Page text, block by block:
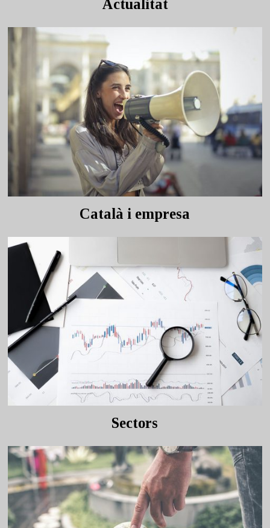
Actualitat
Català i empresa
Sectors